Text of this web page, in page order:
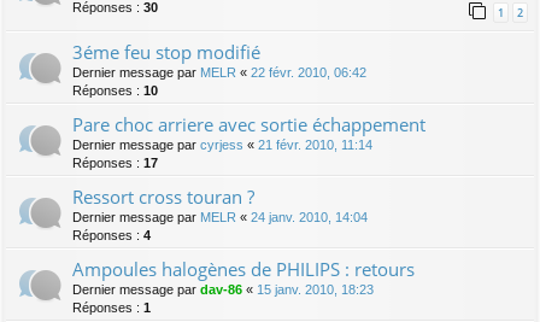
Réponses : 30 1 2
3éme feu stop modifié
Dernier message par MELR « 22 févr. 2010, 06:42
Réponses : 10
Pare choc arriere avec sortie échappement
Dernier message par cyrjess « 21 févr. 2010, 11:14
Réponses : 17
Ressort cross touran ?
Dernier message par MELR « 24 janv. 2010, 14:04
Réponses : 4
Ampoules halogènes de PHILIPS : retours
Dernier message par dav-86 « 15 janv. 2010, 18:23
Réponses : 1